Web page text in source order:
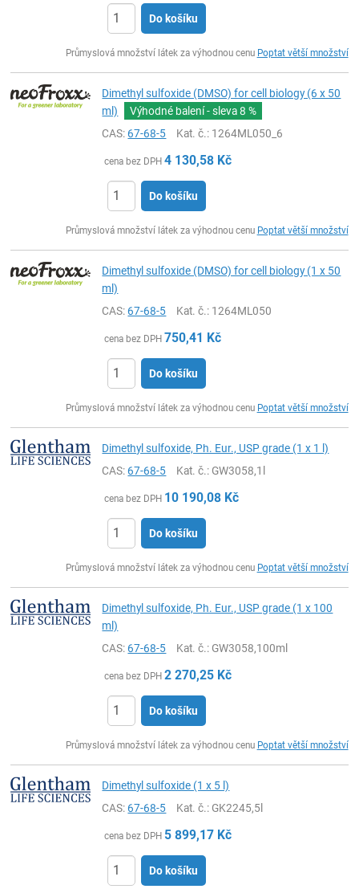
Do košíku
Průmyslová množství látek za výhodnou cenu Poptat větší množství
Dimethyl sulfoxide (DMSO) for cell biology (6 x 50
ml)
Výhodné balení - sleva8 %
CAS:67-68-5 Kat. č.: 1264ML050_6
cena bez DPH 4 130,58 Kč
Do košíku
Průmyslová množství látek za výhodnou cenu Poptat větší množství
Dimethyl sulfoxide (DMSO) for cell biology (1 x 50
ml)
CAS:67-68-5 Kat. č.: 1264ML050
cena bez DPH 750,41 Kč
Do košíku
Průmyslová množství látek za výhodnou cenu Poptat větší množství
Dimethyl sulfoxide, Ph. Eur., USP grade (1 x 1 l)
CAS:67-68-5 Kat. č.: GW3058,1l
cena bez DPH 10 190,08 Kč
Do košíku
Průmyslová množství látek za výhodnou cenu Poptat větší množství
Dimethyl sulfoxide, Ph. Eur., USP grade (1 x 100
ml)
CAS:67-68-5 Kat. č.: GW3058,100ml
cena bez DPH 2 270,25 Kč
Do košíku
Průmyslová množství látek za výhodnou cenu Poptat větší množství
Dimethyl sulfoxide (1 x 5 l)
CAS:67-68-5 Kat. č.: GK2245,5l
cena bez DPH 5 899,17 Kč
Do košíku